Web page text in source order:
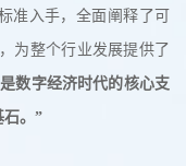
准入手，全面阐释了可
为整个行业发展提供了
数字经济时代的核心支
石。”